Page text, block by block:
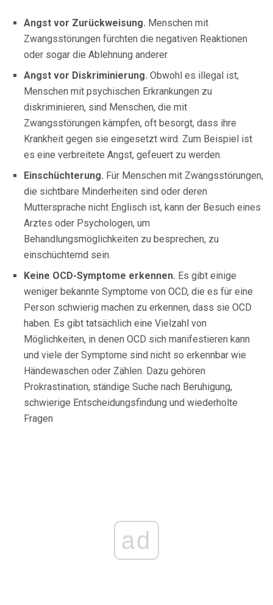
Angst vor Zurückweisung. Menschen mit
Zwangsstörungen fürchten die negativen Reaktionen
oder sogar die Ablehnung anderer.
Angst vor Diskriminierung. Obwohl es illegal ist,
Menschen mit psychischen Erkrankungen zu
diskriminieren, sind Menschen, die mit
Zwangsstörungen kämpfen, oft besorgt, dass ihre
Krankheit gegen sie eingesetzt wird. Zum Beispiel ist
es eine verbreitete Angst, gefeuert zu werden.
Einschüchterung. Für Menschen mit Zwangsstörungen,
die sichtbare Minderheiten sind oder deren
Muttersprache nicht Englisch ist, kann der Besuch eines
Arztes oder Psychologen, um
Behandlungsmöglichkeiten zu besprechen, zu
einschüchternd sein.
Keine OCD-Symptome erkennen. Es gibt einige
weniger bekannte Symptome von OCD, die es für eine
Person schwierig machen zu erkennen, dass sie OCD
haben. Es gibt tatsächlich eine Vielzahl von
Möglichkeiten, in denen OCD sich manifestieren kann
und viele der Symptome sind nicht so erkennbar wie
Händewaschen oder Zählen. Dazu gehören
Prokrastination, ständige Suche nach Beruhigung,
schwierige Entscheidungsfindung und wiederholte
Fragen
ad